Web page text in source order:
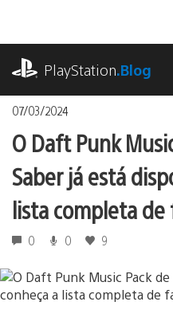
o
conteúdo
PlayStation.Blog
07/03/2024
O Daft Punk
Saber já está
lista completa de
0 0 9